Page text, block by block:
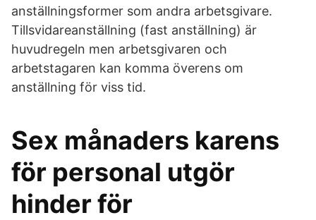
anställningsformer som andra arbetsgivare.
Tillsvidareanställning (fast anställning) är
huvudregeln men arbetsgivaren och
arbetstagaren kan komma överens om
anställning för viss tid.
Sex månaders karens
för personal utgör
hinder för